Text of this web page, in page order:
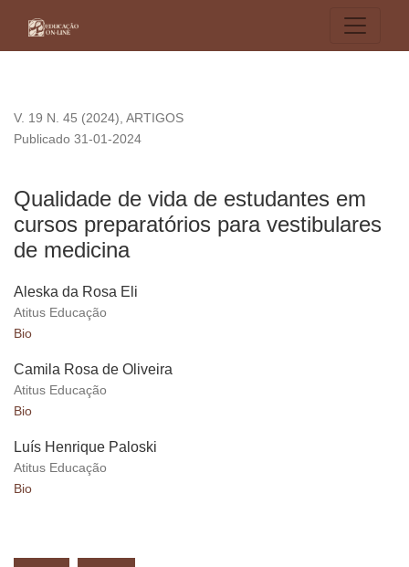
V. 19 N. 45 (2024), ARTIGOS
Qualidade de vida de estudantes em
cursos preparatórios para vestibulares
de medicina
Publicado 31-01-2024
Aleska da Rosa Eli
Atitus Educação
Bio
Camila Rosa de Oliveira
Atitus Educação
Bio
Luís Henrique Paloski
Atitus Educação
Bio